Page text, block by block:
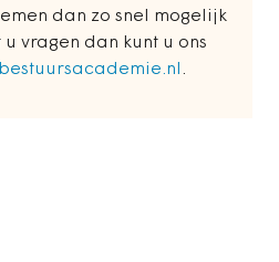
dan zo snel mogelijk
vragen dan kunt u ons
.